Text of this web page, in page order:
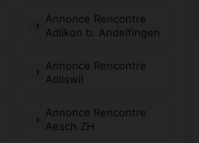
Annonce Rencontre
Adlikon b. Andelfingen
Annonce Rencontre
Adliswil
Annonce Rencontre
Aesch ZH